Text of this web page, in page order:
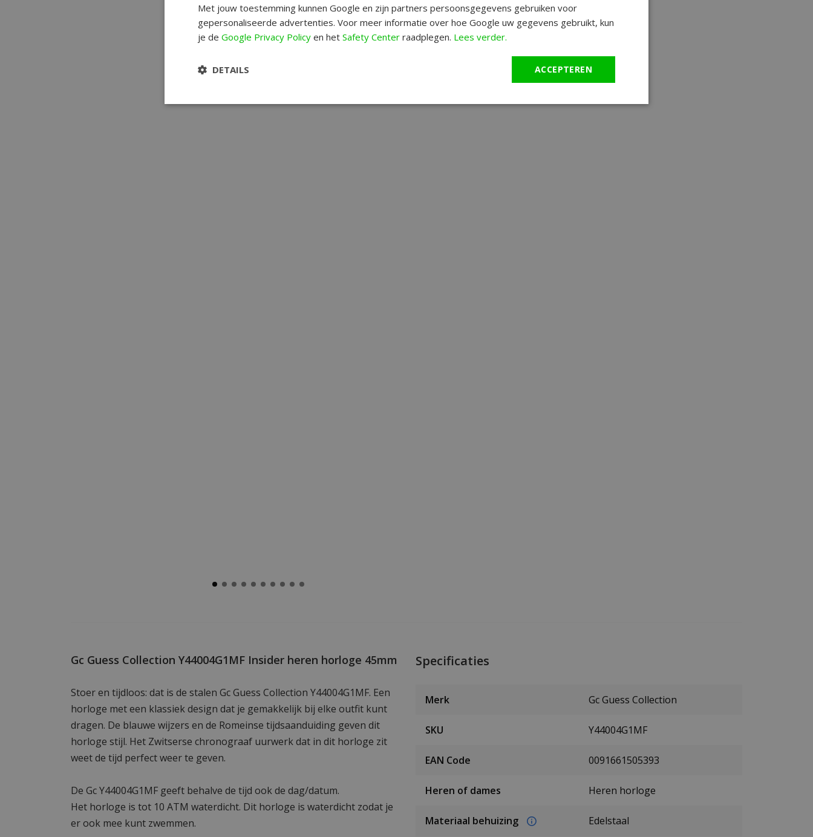
Gc Guess Collection Y44004G1MF Insider heren horloge 45mm
Stoer en tijdloos: dat is de stalen Gc Guess Collection Y44004G1MF. Een
horloge met een klassiek design dat je gemakkelijk bij elke outfit kunt
dragen. De blauwe wijzers en de Romeinse tijdsaanduiding geven dit
horloge stijl. Het Zwitserse chronograaf uurwerk dat in dit horloge zit
weet de tijd perfect weer te geven.
De Gc Y44004G1MF geeft behalve de tijd ook de dag/datum.
Het horloge is tot 10 ATM waterdicht. Dit horloge is waterdicht zodat je
er ook mee kunt zwemmen.
Specificaties
Merk Gc Guess Collection
SKU Y44004G1MF
EAN Code 0091661505393
Heren of dames Heren horloge
Materiaal behuizing Edelstaal
Met jouw toestemming kunnen Google en zijn partners persoonsgegevens gebruiken voor
gepersonaliseerde advertenties. Voor meer informatie over hoe Google uw gegevens gebruikt, kun
je de Google Privacy Policy en het Safety Center raadplegen. Lees verder.
ACCEPTEREN
DETAILS